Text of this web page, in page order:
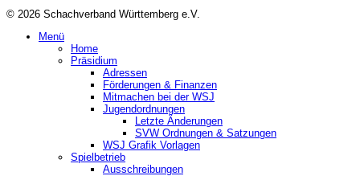
© 2026 Schachverband Württemberg e.V.
Menü
Home
Präsidium
Adressen
Förderungen & Finanzen
Mitmachen bei der WSJ
Jugendordnungen
Letzte Änderungen
SVW Ordnungen & Satzungen
WSJ Grafik Vorlagen
Spielbetrieb
Ausschreibungen